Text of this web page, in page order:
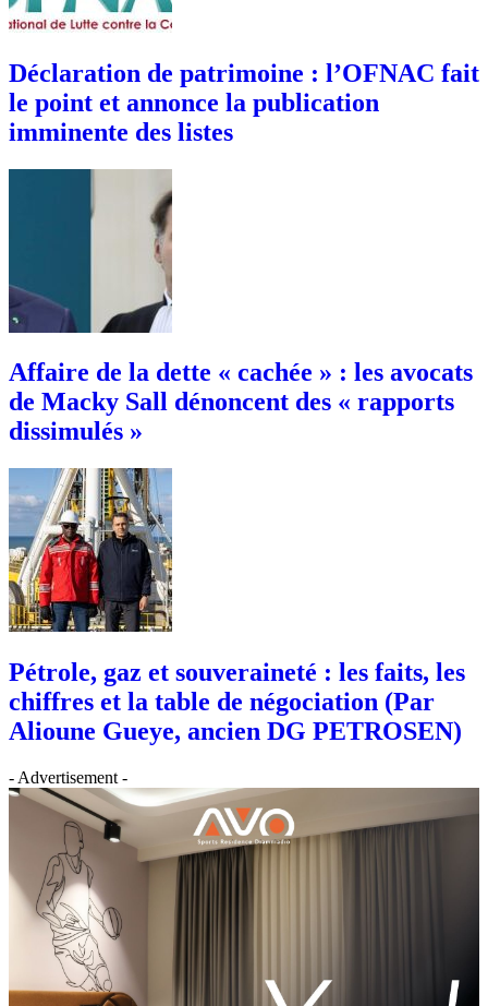
Déclaration de patrimoine : l’OFNAC fait
le point et annonce la publication
imminente des listes
Affaire de la dette « cachée » : les avocats
de Macky Sall dénoncent des « rapports
dissimulés »
Pétrole, gaz et souveraineté : les faits, les
chiffres et la table de négociation (Par
Alioune Gueye, ancien DG PETROSEN)
- Advertisement -